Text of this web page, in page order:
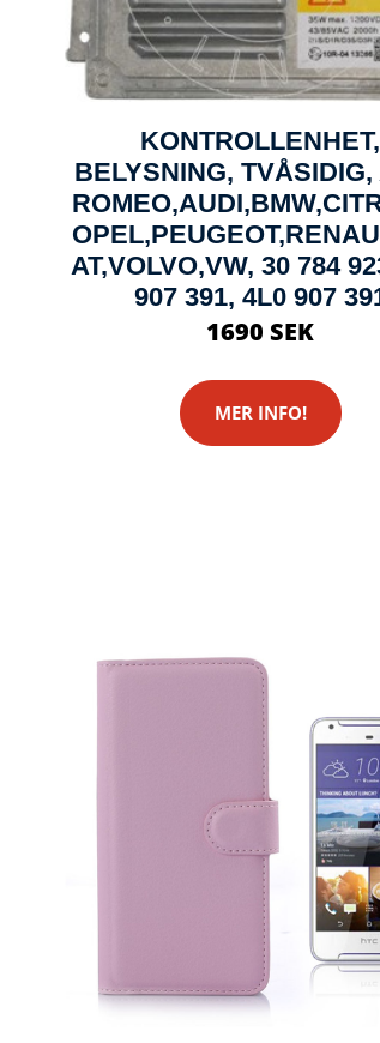
KONTROLLENHET,
BELYSNING, TVÅSIDIG,
AT,VOLVO,VW, 30 784
907 391, 4L0 907
1690 SEK
MER INFO!